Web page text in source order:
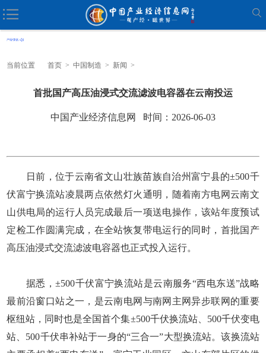
当前位置 首页 > 中国制造 > 新闻 >
首批国产高压油浸式交流滤波电容器在云南投运
中国产业经济信息网 时间：2026-06-03
日前，位于云南省文山壮族苗族自治州富宁县的±500千
伏富宁换流站凌晨两点依然灯火通明，随着南方电网云南文
山供电局的运行人员完成最后一项送电操作，该站年度预试
定检工作圆满完成，在全站恢复带电运行的同时，首批国产
高压油浸式交流滤波电容器也正式投入运行。
据悉，±500千伏富宁换流站是云南服务“西电东送”战略
最前沿窗口站之一，是云南电网与南网主网异步联网的重要
枢纽站，同时也是全国首个集±500千伏换流站、500千伏变电
站、500千伏串补站于一身的“三合一”大型换流站。该换流站